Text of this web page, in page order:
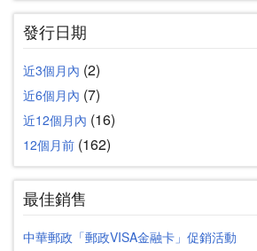
發行日期
近3個月內 (2)
近6個月內 (7)
近12個月內 (16)
12個月前 (162)
最佳銷售
中華郵政「郵政VISA金融卡」促銷活動